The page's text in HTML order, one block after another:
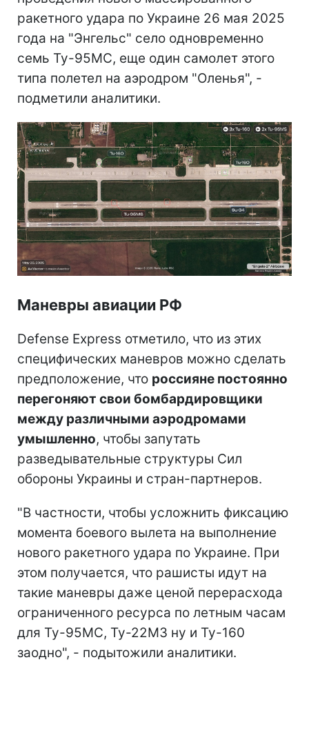
ракетного удара по Украине 26 мая 2025
года на "Энгельс" село одновременно
семь Ту-95МС, еще один самолет этого
типа полетел на аэродром "Оленья", -
подметили аналитики.
Маневры авиации РФ
Defense Express отметило, что из этих
специфических маневров можно сделать
предположение, что россияне постоянно
перегоняют свои бомбардировщики
между различными аэродромами
умышленно, чтобы запутать
разведывательные структуры Сил
обороны Украины и стран-партнеров.
"В частности, чтобы усложнить фиксацию
момента боевого вылета на выполнение
нового ракетного удара по Украине. При
этом получается, что рашисты идут на
такие маневры даже ценой перерасхода
ограниченного ресурса по летным часам
для Ту-95МС, Ту-22М3 ну и Ту-160
заодно", - подытожили аналитики.